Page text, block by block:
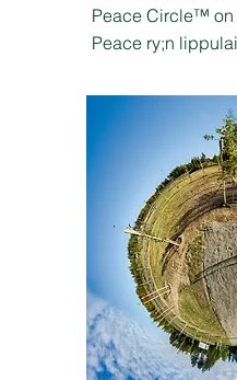
Peace Circle™ on
Peace ry;n